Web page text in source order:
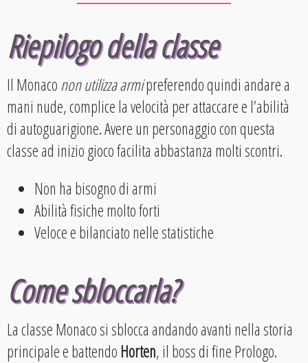
Riepilogo della classe
Il Monaconon utilizza armipreferendo quindi andare a
mani nude, complice la velocità per attaccare e l’abilità
di autoguarigione. Avere un personaggio con questa
classe ad inizio gioco facilita abbastanza molti scontri.
Non ha bisogno di armi
Abilità fisiche molto forti
Veloce e bilanciato nelle statistiche
Come sbloccarla?
La classe Monaco si sblocca andando avanti nella storia
principale e battendoHorten, il boss di fine Prologo.